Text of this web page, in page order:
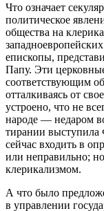
Что означает
политическое
общества на
епископы,
Папу. Эти
соответствующим
отталкиваясь от
устроено, что не
народе — недаром
тирании
сейчас входить в
или неправильно;
клерикализмом.
А что было
в управлении